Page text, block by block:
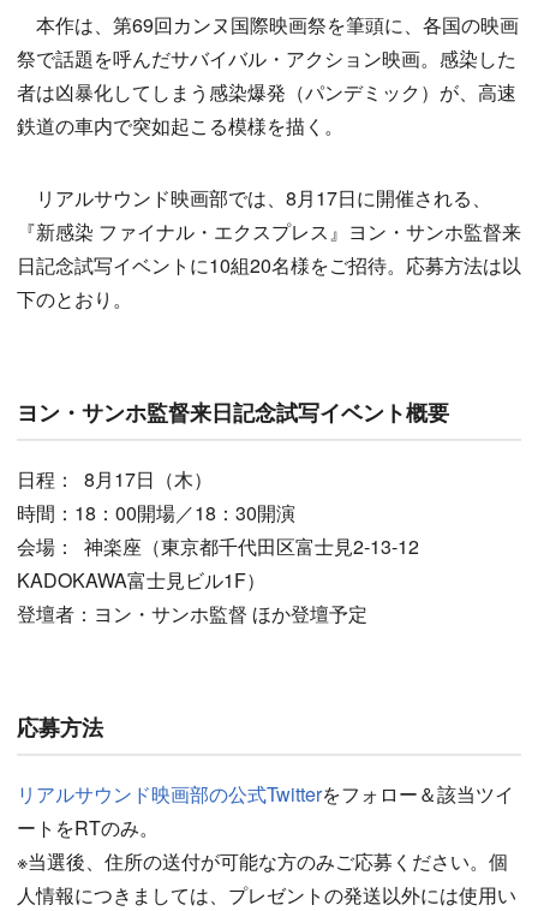
本作は、第69回カンヌ国際映画祭を筆頭に、各国の映画
祭で話題を呼んだサバイバル・アクション映画。感染した
者は凶暴化してしまう感染爆発（パンデミック）が、高速
鉄道の車内で突如起こる模様を描く。
リアルサウンド映画部では、8月17日に開催される、
『新感染 ファイナル・エクスプレス』ヨン・サンホ監督来
日記念試写イベントに10組20名様をご招待。応募方法は以
下のとおり。
ヨン・サンホ監督来日記念試写イベント概要
日程： 8月17日（木）
時間：18：00開場／18：30開演
会場： 神楽座（東京都千代田区富士見2-13-12
KADOKAWA富士見ビル1F）
登壇者：ヨン・サンホ監督 ほか登壇予定
応募方法
リアルサウンド映画部の公式Twitterをフォロー＆該当ツイ
ートをRTのみ。
※当選後、住所の送付が可能な方のみご応募ください。個
人情報につきましては、プレゼントの発送以外には使用い